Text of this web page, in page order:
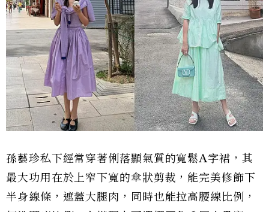
孫藝珍私下經常穿著俐落顯氣質的寬鬆A字裙，其
最大功用在於上窄下寬的傘狀剪裁，能完美修飾下
半身線條，遮蓋大腿肉，同時也能拉高腰線比例，